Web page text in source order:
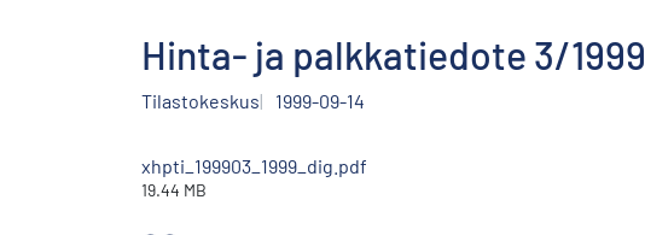
Hinta- ja palkkatiedote 3/1999
Tilastokeskus 1999-09-14
xhpti_199903_1999_dig.pdf
19.44 MB